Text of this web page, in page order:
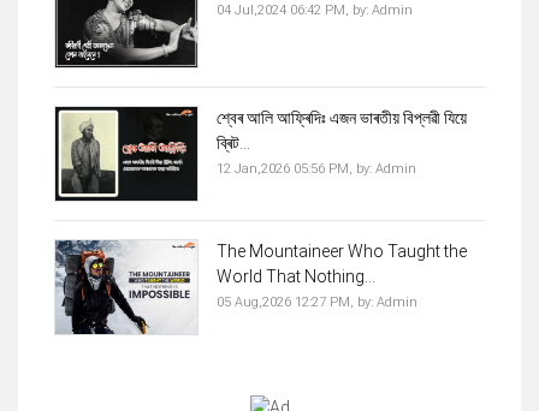
04 Jul,2024 06:42 PM, by: Admin
শ্বেৰ আলি আফ্ৰিদিঃ এজন ভাৰতীয় বিপ্লৱী যিয়ে
ব্ৰিট...
12 Jan,2026 05:56 PM, by: Admin
The Mountaineer Who Taught the
World That Nothing...
05 Aug,2026 12:27 PM, by: Admin